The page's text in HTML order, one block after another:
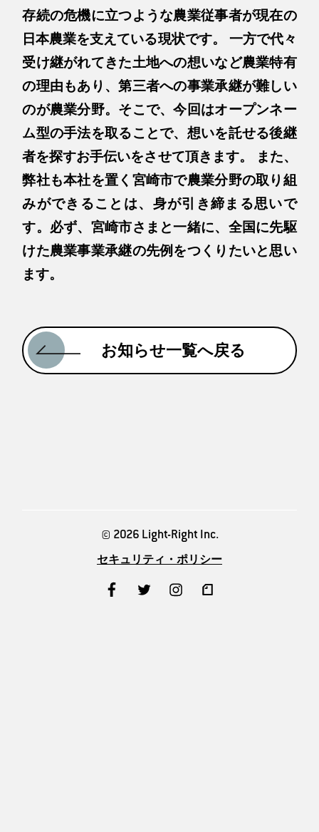
存続の危機に立つような農業従事者が現在の
日本農業を支えている現状です。 一方で代々
受け継がれてきた土地への想いなど農業特有
の理由もあり、第三者への事業承継が難しい
のが農業分野。そこで、今回はオープンネー
ム型の手法を取ることで、想いを託せる後継
者を探すお手伝いをさせて頂きます。 また、
弊社も本社を置く宮崎市で農業分野の取り組
みができることは、身が引き締まる思いで
す。必ず、宮崎市さまと一緒に、全国に先駆
けた農業事業承継の先例をつくりたいと思い
ます。
お知らせ一覧へ戻る
© 2026 Light-Right Inc.
セキュリティ・ポリシー